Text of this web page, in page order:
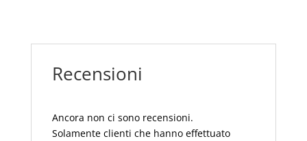
Recensioni
Ancora non ci sono recensioni.
Solamente clienti che hanno effettuato